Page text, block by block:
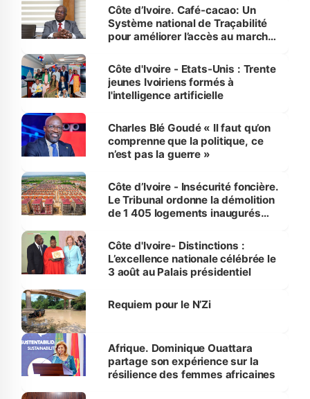
Côte d’Ivoire. Café-cacao: Un
Système national de Traçabilité
pour améliorer l’accès au marché
Côte d'Ivoire - Etats-Unis : Trente
jeunes Ivoiriens formés à
l'intelligence artificielle
Charles Blé Goudé « Il faut qu’on
comprenne que la politique, ce
n’est pas la guerre »
Côte d’Ivoire - Insécurité foncière.
Le Tribunal ordonne la démolition
de 1 405 logements inaugurés
Bassam
Côte d'Ivoire- Distinctions :
L’excellence nationale célébrée le
3 août au Palais présidentiel
Requiem pour le N’Zi
Afrique. Dominique Ouattara
partage son expérience sur la
résilience des femmes africaines